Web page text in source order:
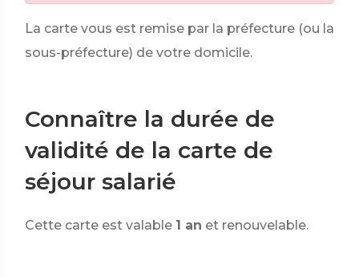
La carte vous est remise par la préfecture (ou la
sous-préfecture) de votre domicile.
Connaître la durée de
validité de la carte de
séjour salarié
Cette carte est valable 1 an et renouvelable.